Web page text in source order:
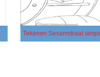
Tekenen Sesamstraat